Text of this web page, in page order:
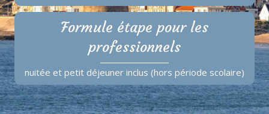
Formule étape pour les
professionnels
nuitée et petit déjeuner inclus (hors période scolaire)